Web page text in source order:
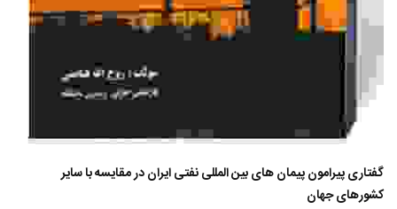
گفتاری پیرامون پیمان های بین المللی نفتی ایران در مقایسه با سایر
کشورهای جهان